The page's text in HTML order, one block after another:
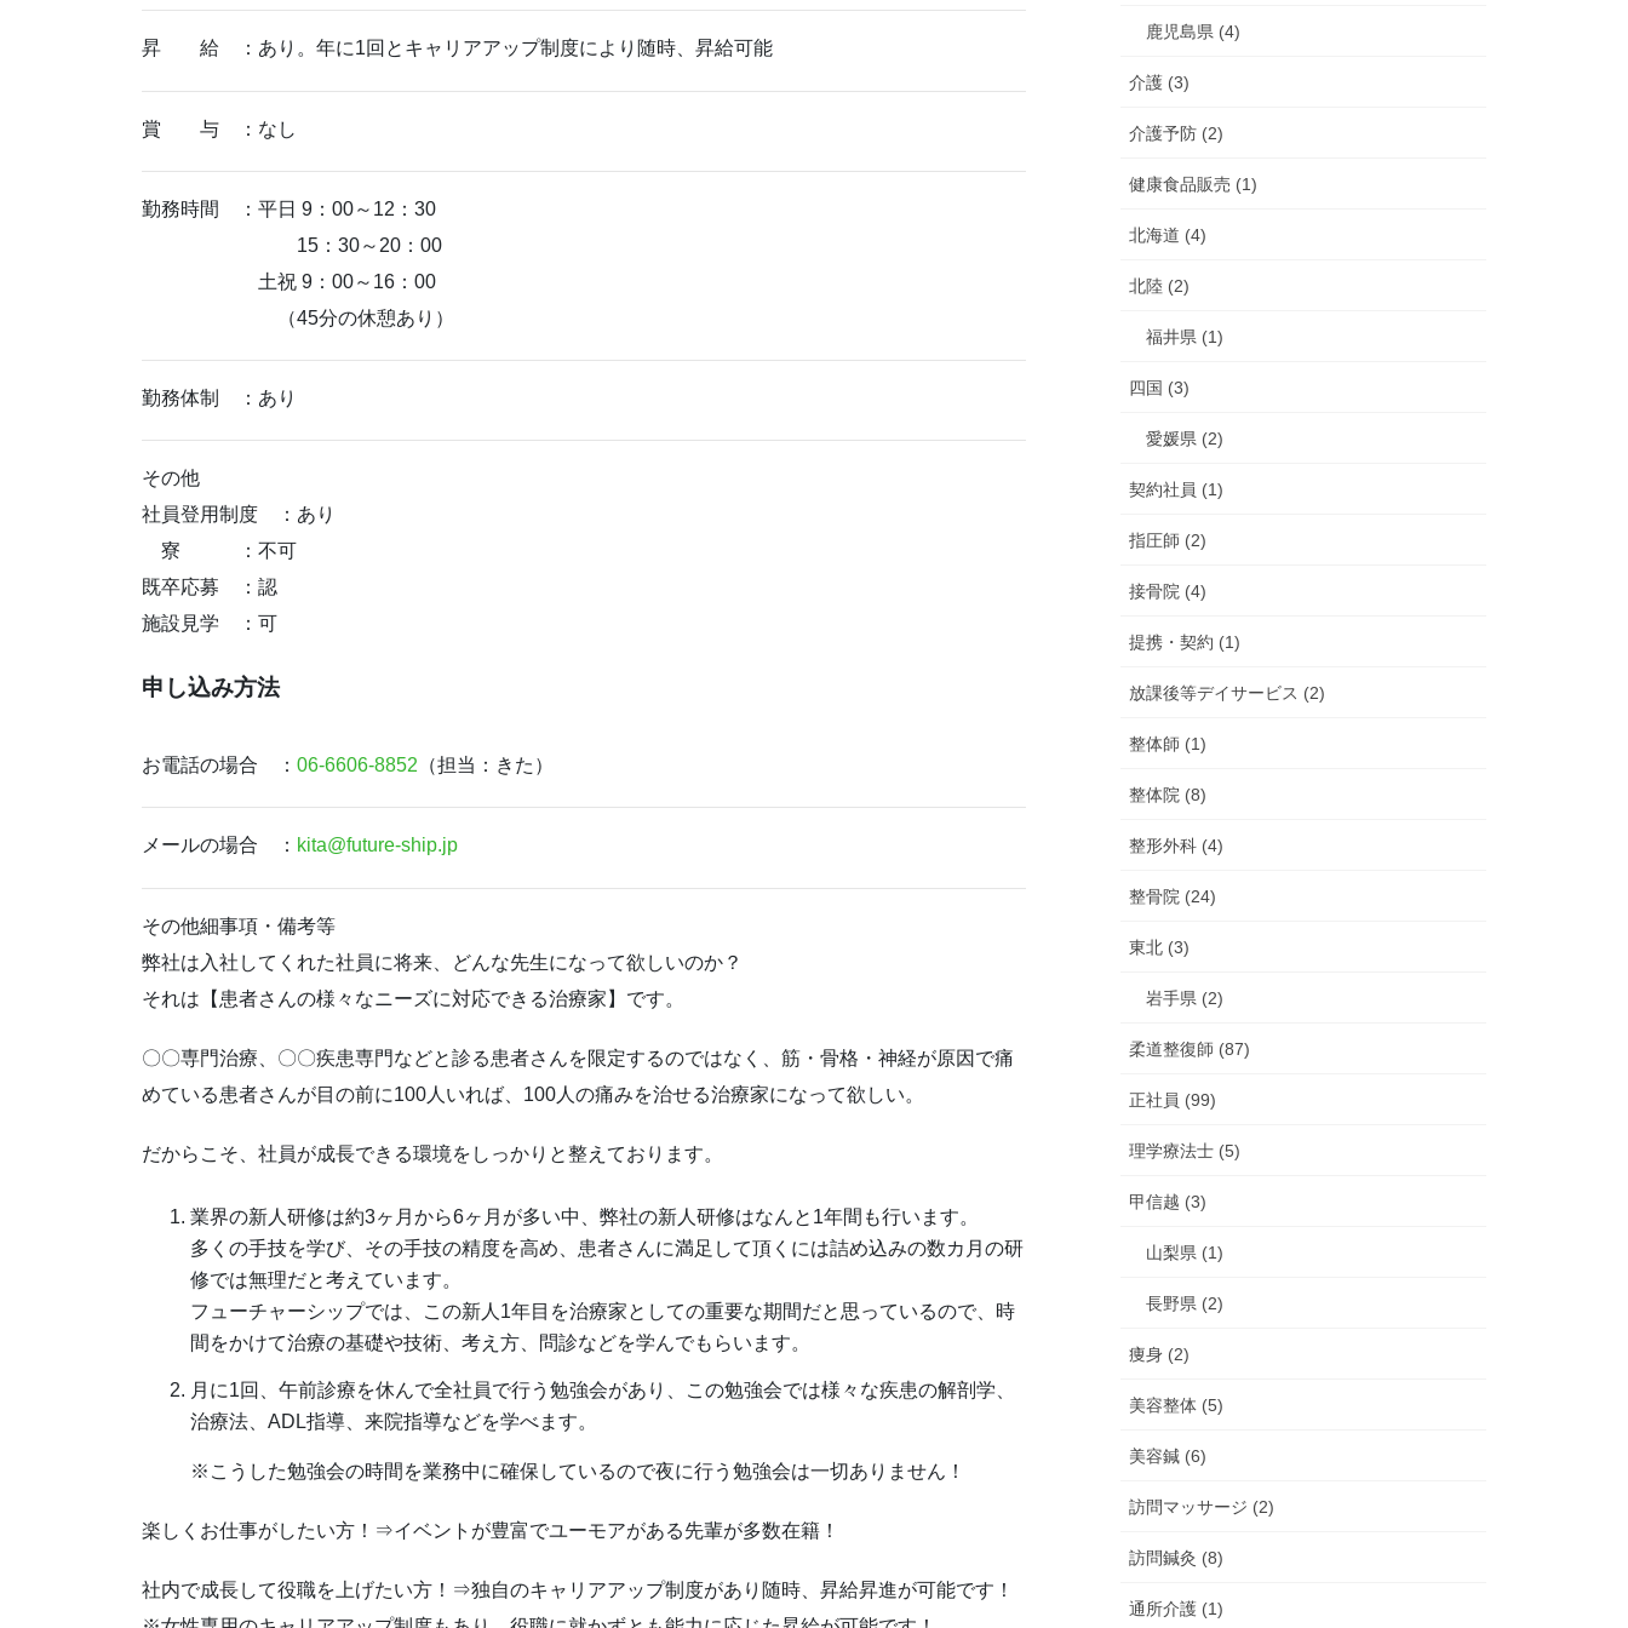
昇 給 ：あり。年に1回とキャリアアップ制度により随時、昇給可能
賞 与 ：なし
勤務時間 ：平日 9：00～12：30
15：30～20：00
土祝 9：00～16：00
（45分の休憩あり）
勤務体制 ：あり
その他
社員登用制度 ：あり
寮 ：不可
既卒応募 ：認
施設見学 ：可
申し込み方法
お電話の場合 ： 06-6606-8852 （担当：きた）
メールの場合 ： kita@future-ship.jp
その他細事項・備考等
弊社は入社してくれた社員に将来、どんな先生になって欲しいのか？
それは【患者さんの様々なニーズに対応できる治療家】です。
〇〇専門治療、〇〇疾患専門などと診る患者さんを限定するのではなく、筋・骨格・神経が原因で痛
めている患者さんが目の前に100人いれば、100人の痛みを治せる治療家になって欲しい。
だからこそ、社員が成長できる環境をしっかりと整えております。
業界の新人研修は約3ヶ月から6ヶ月が多い中、弊社の新人研修はなんと1年間も行います。
多くの手技を学び、その手技の精度を高め、患者さんに満足して頂くには詰め込みの数カ月の研
修では無理だと考えています。
フューチャーシップでは、この新人1年目を治療家としての重要な期間だと思っているので、時
間をかけて治療の基礎や技術、考え方、問診などを学んでもらいます。
月に1回、午前診療を休んで全社員で行う勉強会があり、この勉強会では様々な疾患の解剖学、
治療法、ADL指導、来院指導などを学べます。
※こうした勉強会の時間を業務中に確保しているので夜に行う勉強会は一切ありません！
楽しくお仕事がしたい方！⇒イベントが豊富でユーモアがある先輩が多数在籍！
社内で成長して役職を上げたい方！⇒独自のキャリアアップ制度があり随時、昇給昇進が可能です！
鹿児島県 (4)
介護 (3)
介護予防 (2)
健康食品販売 (1)
北海道 (4)
北陸 (2)
福井県 (1)
四国 (3)
愛媛県 (2)
契約社員 (1)
指圧師 (2)
接骨院 (4)
提携・契約 (1)
放課後等デイサービス (2)
整体師 (1)
整体院 (8)
整形外科 (4)
整骨院 (24)
東北 (3)
岩手県 (2)
柔道整復師 (87)
正社員 (99)
理学療法士 (5)
甲信越 (3)
山梨県 (1)
長野県 (2)
痩身 (2)
美容整体 (5)
美容鍼 (6)
訪問マッサージ (2)
訪問鍼灸 (8)
通所介護 (1)